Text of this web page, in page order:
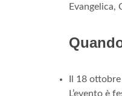
Evangelica,
Il 18
L’evento è